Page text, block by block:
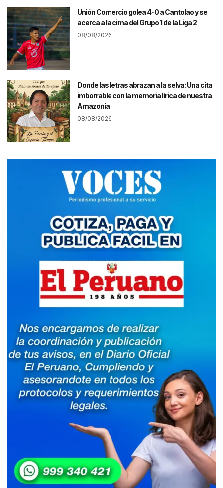
Unión Comercio golea 4-0 a Cantolao y se
acerca a la cima del Grupo 1 de la Liga 2
08/08/2026
Donde las letras abrazan a la selva: Una cita
imborrable con la memoria lírica de nuestra
Amazonía
08/08/2026